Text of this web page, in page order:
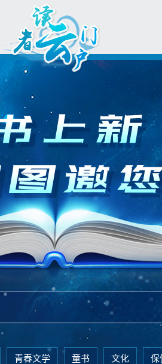
青春文学 童书 文化 保